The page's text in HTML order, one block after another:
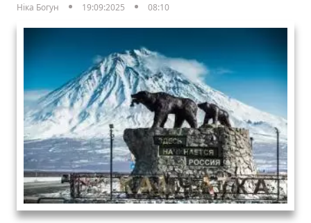
Ніка Богун 19:09:2025 08:10